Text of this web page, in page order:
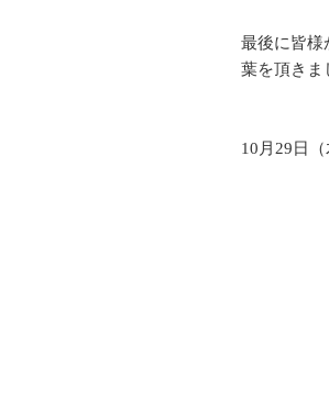
最後に皆様
葉を頂きま
10月29日